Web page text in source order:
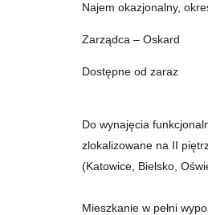
Najem okazjonalny,
Zarządca – Oskard
Dostępne od zaraz
Do wynajęcia
zlokalizowane na II
(Katowice, Bielsko,
Mieszkanie w pełni